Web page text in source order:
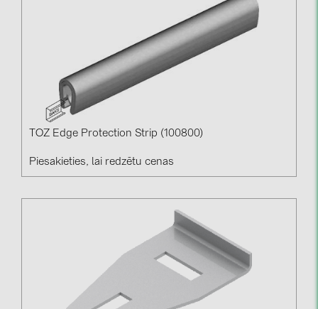
TOZ Edge Protection Strip (100800)
Piesakieties, lai redzētu cenas